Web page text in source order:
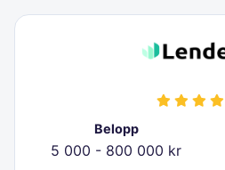
Belopp
5 000 - 800 000 kr